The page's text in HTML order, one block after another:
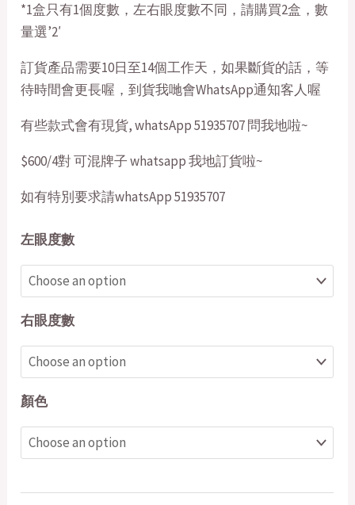
*1盒只有1個度數，左右眼度數不同，請購買2盒，數
量選’2′
訂貨產品需要10日至14個工作天，如果斷貨的話，等
待時間會更長喔，到貨我哋會WhatsApp通知客人喔
有些款式會有現貨, whatsApp 51935707 問我地啦~
$600/4對 可混牌子 whatsapp 我地訂貨啦~
如有特別要求請whatsApp 51935707
左眼度數
右眼度數
顏色